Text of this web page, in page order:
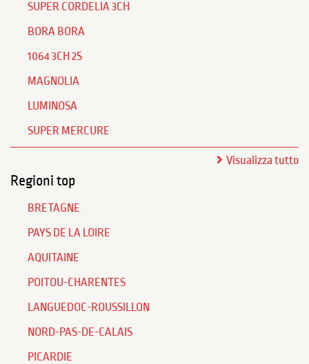
SUPER CORDELIA 3CH
BORA BORA
1064 3CH 2S
MAGNOLIA
LUMINOSA
SUPER MERCURE
Visualizza tutto
Regioni top
BRETAGNE
PAYS DE LA LOIRE
AQUITAINE
POITOU-CHARENTES
LANGUEDOC-ROUSSILLON
NORD-PAS-DE-CALAIS
PICARDIE